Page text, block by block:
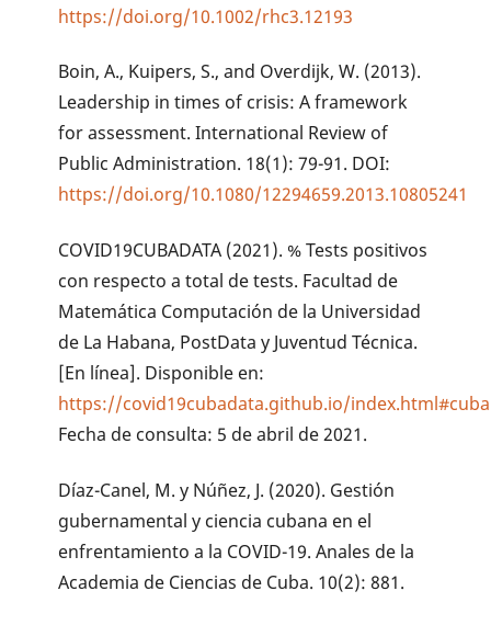
https://doi.org/10.1002/rhc3.12193
Boin, A., Kuipers, S., and Overdijk, W. (2013).
Leadership in times of crisis: A framework
for assessment. International Review of
Public Administration. 18(1): 79-91. DOI:
https://doi.org/10.1080/12294659.2013.10805241
COVID19CUBADATA (2021). % Tests positivos
con respecto a total de tests. Facultad de
Matemática Computación de la Universidad
de La Habana, PostData y Juventud Técnica.
[En línea]. Disponible en:
https://covid19cubadata.github.io/index.html#cuba
Fecha de consulta: 5 de abril de 2021.
Díaz-Canel, M. y Núñez, J. (2020). Gestión
gubernamental y ciencia cubana en el
enfrentamiento a la COVID-19. Anales de la
Academia de Ciencias de Cuba. 10(2): 881.